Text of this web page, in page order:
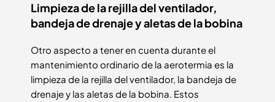
Limpieza de la rejilla del ventilador,
bandeja de drenaje y aletas de la bobina
Otro aspecto a tener en cuenta durante el
mantenimiento ordinario de la aerotermia es la
limpieza de la rejilla del ventilador, la bandeja de
drenaje y las aletas de la bobina. Estos